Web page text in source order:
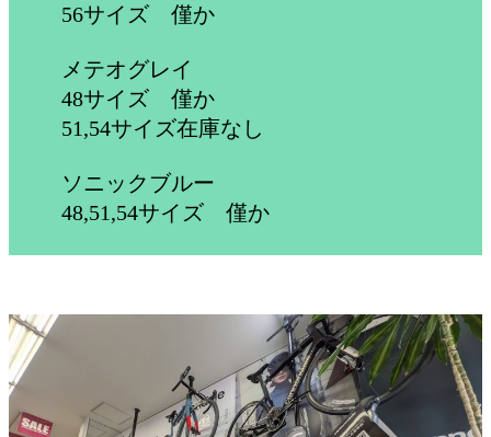
56サイズ 僅か
メテオグレイ
48サイズ 僅か
51,54サイズ在庫なし
ソニックブルー
48,51,54サイズ 僅か